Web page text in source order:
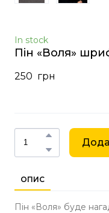
In stock
Пін «Воля»
250  грн
ОПИС
Пін «Воля» буде